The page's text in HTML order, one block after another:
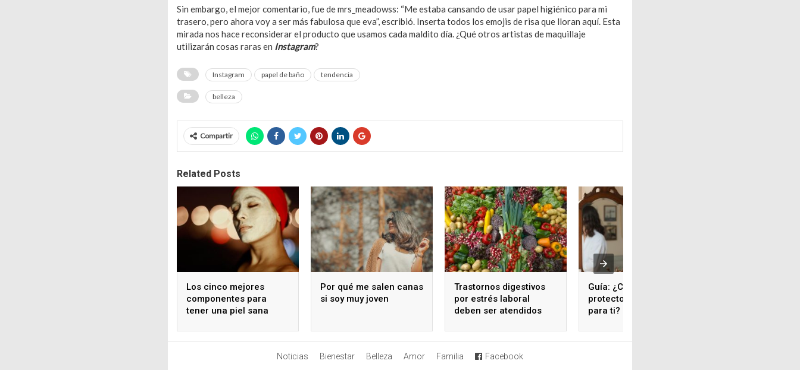
Sin embargo, el mejor comentario, fue de mrs_meadowss: “Me estaba cansando de usar papel higiénico para mi
trasero, pero ahora voy a ser más fabulosa que eva”, escribió. Inserta todos los emojis de risa que lloran aquí. Esta
mirada nos hace reconsiderar el producto que usamos cada maldito día. ¿Qué otros artistas de maquillaje
utilizarán cosas raras en Instagram?
Instagram papel de baño tendencia
belleza
Compartir
Related Posts
Los cinco mejores
componentes para
tener una piel sana
Por qué me salen canas
si soy muy joven
Trastornos digestivos
por estrés laboral
deben ser atendidos
Guía: ¿Cómo elegir un
protector solar en barra
para ti?
Noticias Bienestar Belleza Amor Familia Facebook